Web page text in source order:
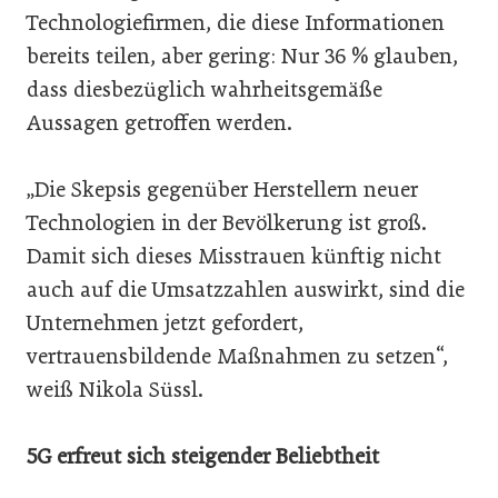
Technologiefirmen, die diese Informationen
bereits teilen, aber gering: Nur 36 % glauben,
dass diesbezüglich wahrheitsgemäße
Aussagen getroffen werden.
„Die Skepsis gegenüber Herstellern neuer
Technologien in der Bevölkerung ist groß.
Damit sich dieses Misstrauen künftig nicht
auch auf die Umsatzzahlen auswirkt, sind die
Unternehmen jetzt gefordert,
vertrauensbildende Maßnahmen zu setzen“,
weiß Nikola Süssl.
5G erfreut sich steigender Beliebtheit